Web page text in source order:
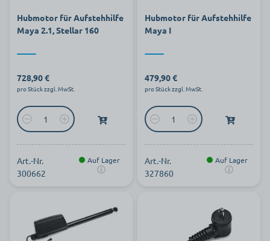
Hubmotor für Aufstehhilfe
Maya 2.1, Stellar 160
728,90 €
pro Stück zzgl. MwSt.
Art.-Nr.
300662
Auf Lager
Hubmotor für Aufstehhilfe
Maya I
479,90 €
pro Stück zzgl. MwSt.
Art.-Nr.
327860
Auf Lager